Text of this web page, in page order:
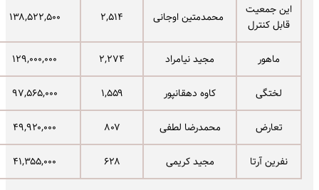
این جمعیت
قابل کنترل
محمدمتین اوجانی ۲,۵۱۴ ۱۳۸,۵۲۲,۵۰۰
ماهور مجید نیامراد ۲,۲۷۴ ۱۲۹,۰۰۰,۰۰۰
لختگی کاوه دهقانپور ۱,۵۵۹ ۹۷,۵۶۵,۰۰۰
تعارض محمدرضا لطفی ۸۰۷ ۴۹,۹۲۰,۰۰۰
نفرین آرتا مجید کریمی ۶۲۸ ۴۱,۳۵۵,۰۰۰